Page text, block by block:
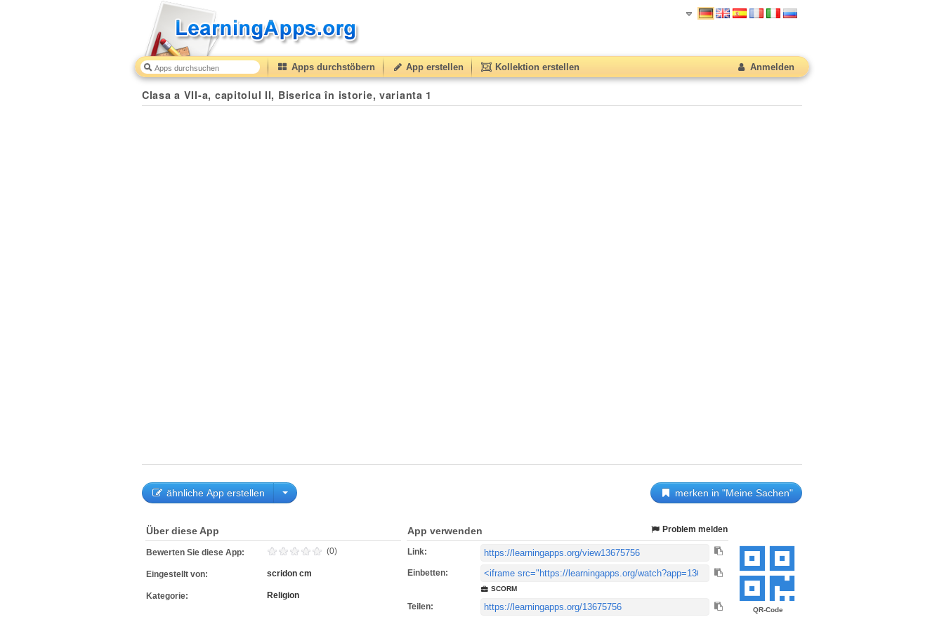
Apps durchstöbern App erstellen Kollektion erstellen Anmelden
Clasa a VII-a, capitolul II, Biserica în istorie, varianta 1
ähnliche App erstellen merken in "Meine Sachen"
QR-Code
Über diese App
Bewerten Sie diese App: (0)
Eingestellt von: scridon cm
Kategorie: Religion
App verwenden Problem melden
Link:
Einbetten:
SCORM
Teilen: